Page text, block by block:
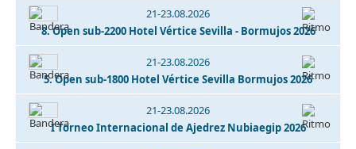
21-23.08.2026
8. Open sub-2200 Hotel Vértice Sevilla - Bormujos 2026
21-23.08.2026
5. Open sub-1800 Hotel Vértice Sevilla Bormujos 2026
21-23.08.2026
I Torneo Internacional de Ajedrez Nubiaegip 2026